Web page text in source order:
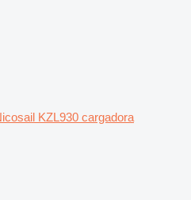
KZL930 cargadora